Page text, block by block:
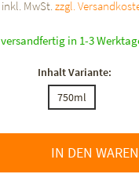
inkl. MwSt.zzgl.
versandfertig in 1-3
Inhalt Variante:
750ml
IN DEN